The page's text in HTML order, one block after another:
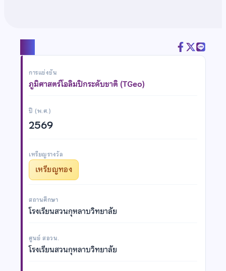
การแข่งขัน
ภูมิศาสตร์โอลิมปิกระดับชาติ (TGeo)
ปี (พ.ศ.)
2569
เหรียญรางวัล
เหรียญทอง
สถานศึกษา
โรงเรียนสวนกุหลาบวิทยาลัย
ศูนย์ สอวน.
โรงเรียนสวนกุหลาบวิทยาลัย